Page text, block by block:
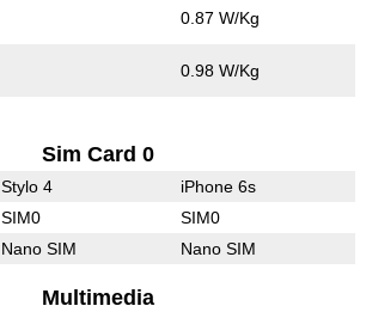
0.87 W/Kg
0.98 W/Kg
Sim Card 0
Stylo 4 iPhone 6s
SIM0 SIM0
Nano SIM Nano SIM
Multimedia